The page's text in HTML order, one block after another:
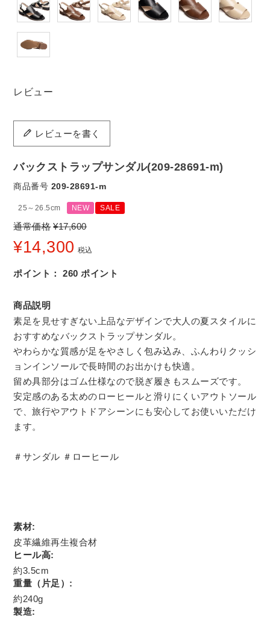
レビュー
レビューを書く
バックストラップサンダル(209-28691-m)
商品番号 209-28691-m
25～26.5cm NEW SALE
通常価格 ¥17,600
¥14,300 税込
ポイント： 260 ポイント
商品説明
素足を見せすぎない上品なデザインで大人の夏スタイルに
おすすめなバックストラップサンダル。
やわらかな質感が足をやさしく包み込み、ふんわりクッシ
ョンインソールで長時間のお出かけも快適。
留め具部分はゴム仕様なので脱ぎ履きもスムーズです。
安定感のある太めのローヒールと滑りにくいアウトソール
で、旅行やアウトドアシーンにも安心してお使いいただけ
ます。
＃サンダル ＃ローヒール
素材:
皮革繊維再生複合材
ヒール高:
約3.5cm
重量（片足）:
約240g
製造: